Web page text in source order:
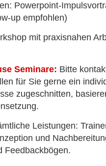
Powerpoint-
up empfohlen)
mit praxisnahen
Seminare: Bitte
für Sie gerne ein
zugeschnitten,
Leistungen:
und
Feedbackbögen.